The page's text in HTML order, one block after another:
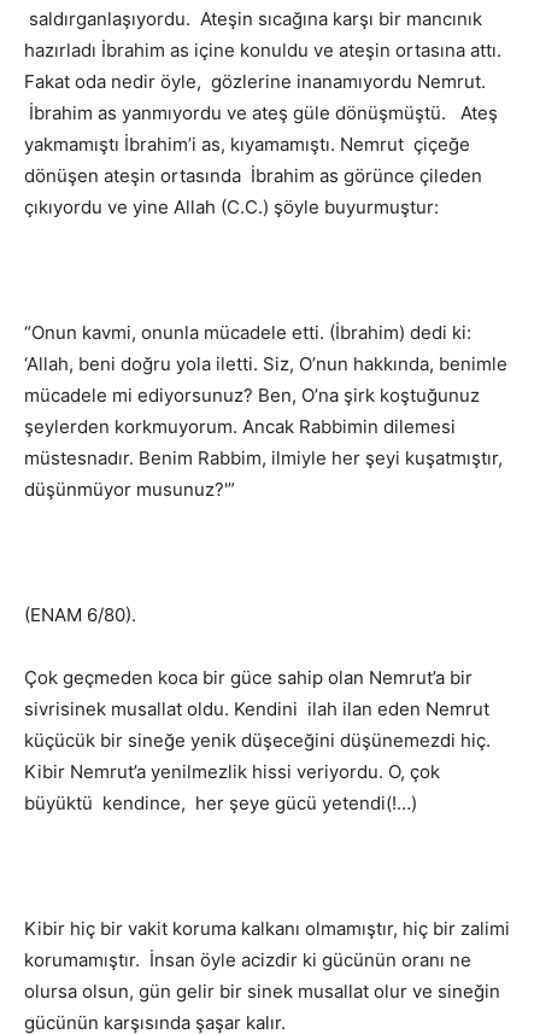
saldırganlaşıyordu. Ateşin sıcağına karşı bir mancınık
hazırladı İbrahim as içine konuldu ve ateşin ortasına attı.
Fakat oda nedir öyle, gözlerine inanamıyordu Nemrut.
İbrahim as yanmıyordu ve ateş güle dönüşmüştü. Ateş
yakmamıştı İbrahim’i as, kıyamamıştı. Nemrut çiçeğe
dönüşen ateşin ortasında İbrahim as görünce çileden
çıkıyordu ve yine Allah (C.C.) şöyle buyurmuştur:
“Onun kavmi, onunla mücadele etti. (İbrahim) dedi ki:
‘Allah, beni doğru yola iletti. Siz, O’nun hakkında, benimle
mücadele mi ediyorsunuz? Ben, O’na şirk koştuğunuz
şeylerden korkmuyorum. Ancak Rabbimin dilemesi
müstesnadır. Benim Rabbim, ilmiyle her şeyi kuşatmıştır,
düşünmüyor musunuz?'”
(ENAM 6/80).
Çok geçmeden koca bir güce sahip olan Nemrut’a bir
sivrisinek musallat oldu. Kendini ilah ilan eden Nemrut
küçücük bir sineğe yenik düşeceğini düşünemezdi hiç.
Kibir Nemrut’a yenilmezlik hissi veriyordu. O, çok
büyüktü kendince, her şeye gücü yetendi(!…)
Kibir hiç bir vakit koruma kalkanı olmamıştır, hiç bir zalimi
korumamıştır. İnsan öyle acizdir ki gücünün oranı ne
olursa olsun, gün gelir bir sinek musallat olur ve sineğin
gücünün karşısında şaşar kalır.